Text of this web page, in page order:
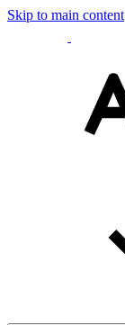
Skip to main content